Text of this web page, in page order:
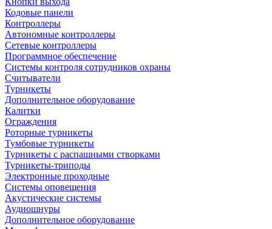
Кодовые панели
Контроллеры
Автономные контроллеры
Сетевые контроллеры
Программное обеспечение
Системы контроля сотрудников охраны
Считыватели
Турникеты
Дополнительное оборудование
Калитки
Ограждения
Роторные турникеты
Тумбовые турникеты
Турникеты с распашными створками
Турникеты-триподы
Электронные проходные
Системы оповещения
Акустические системы
Аудиошнуры
Дополнительное оборудование